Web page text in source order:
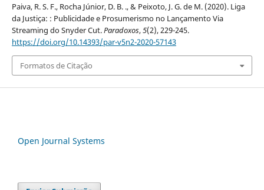
Paiva, R. S. F., Rocha Júnior, D. B. ., & Peixoto, J. G. de M. (2020). Liga
da Justiça: : Publicidade e Prosumerismo no Lançamento Via
Streaming do Snyder Cut.Paradoxos,5(2), 229-245.
https://doi.org/10.14393/par-v5n2-2020-57143
Formatos de Citação
Open Journal Systems